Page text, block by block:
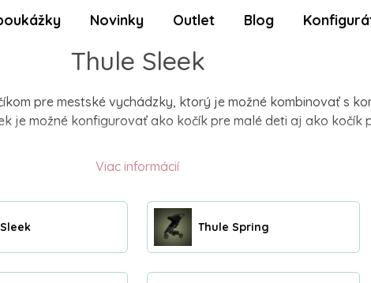
Novinky Outlet Blog
Thule Sleek
pre mestské vychádzky, ktorý je možné kombinovať s
je možné konfigurovať ako kočík pre malé deti aj ako kočík
Viac informácií
Thule Spring